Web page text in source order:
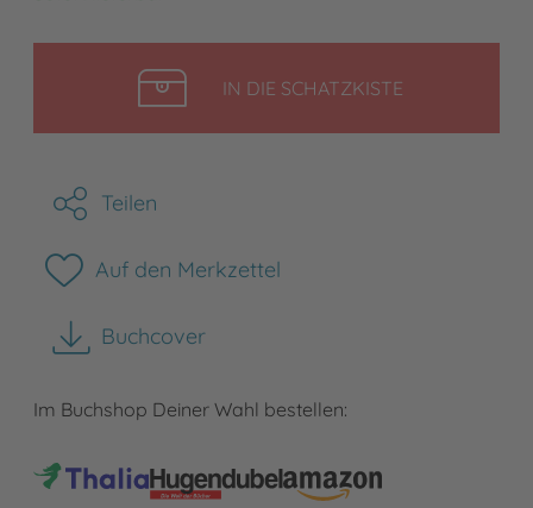
IN DIE SCHATZKISTELEGEN
Teilen
Auf den Merkzettel
Buchcover
herunterladen
Im Buchshop Deiner Wahl bestellen: